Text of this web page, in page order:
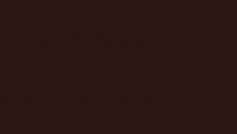
Akademie mit